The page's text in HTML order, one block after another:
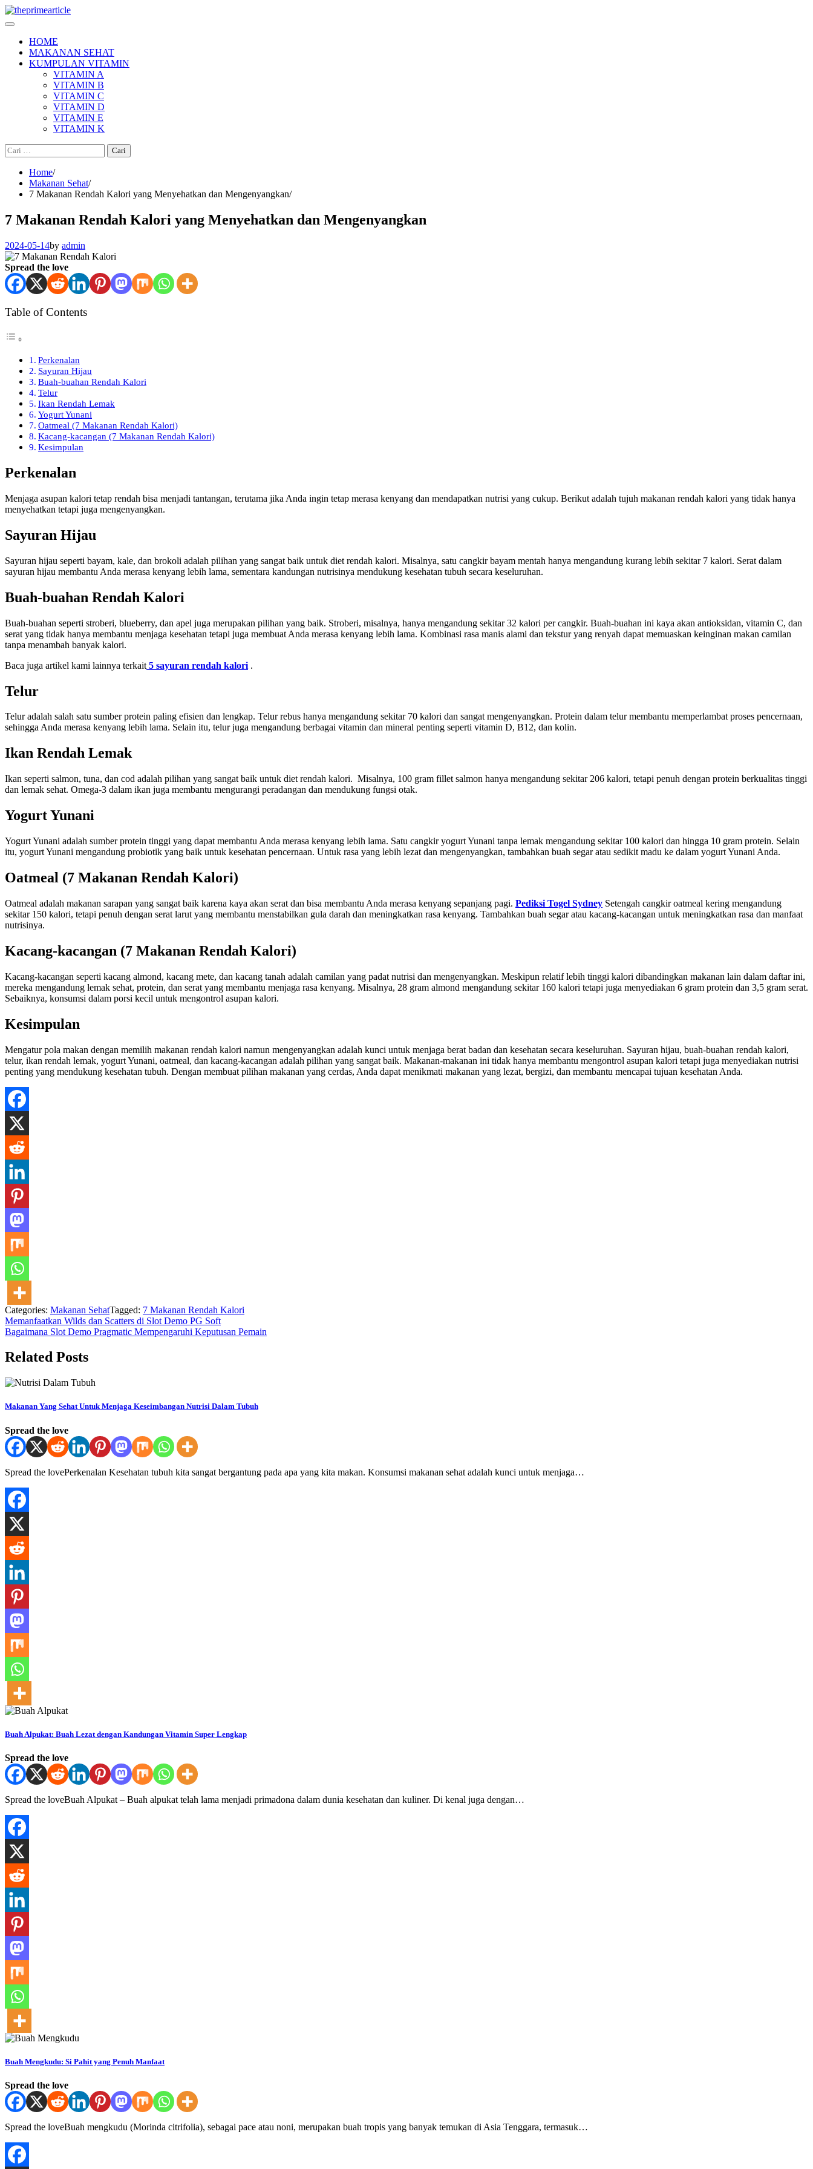
Skip
to
HOME
MAKANAN SEHAT
KUMPULAN VITAMIN
VITAMIN A
VITAMIN B
VITAMIN C
VITAMIN D
VITAMIN E
VITAMIN K
Cari
untuk:
Home
Makanan Sehat
7 Makanan Rendah Kalori yang Menyehatkan dan Mengenyangkan
7 Makanan Rendah Kalori yang Menyehatkan dan Mengenyangkan
2024-05-14by admin
Spread the love
Table of Contents
Perkenalan
Sayuran Hijau
Buah-buahan Rendah Kalori
Telur
Ikan Rendah Lemak
Yogurt Yunani
Oatmeal (7 Makanan Rendah Kalori)
Kacang-kacangan (7 Makanan Rendah Kalori)
Kesimpulan
Perkenalan
Menjaga asupan kalori tetap rendah bisa menjadi tantangan, terutama jika Anda ingin tetap merasa kenyang dan mendapatkan nutrisi yang cukup. Berikut adalah tujuh makanan rendah kalori yang tidak hanya
menyehatkan tetapi juga mengenyangkan.
Sayuran Hijau
Sayuran hijau seperti bayam, kale, dan brokoli adalah pilihan yang sangat baik untuk diet rendah kalori. Misalnya, satu cangkir bayam mentah hanya mengandung kurang lebih sekitar 7 kalori. Serat dalam
sayuran hijau membantu Anda merasa kenyang lebih lama, sementara kandungan nutrisinya mendukung kesehatan tubuh secara keseluruhan.
Buah-buahan Rendah Kalori
Buah-buahan seperti stroberi, blueberry, dan apel juga merupakan pilihan yang baik. Stroberi, misalnya, hanya mengandung sekitar 32 kalori per cangkir. Buah-buahan ini kaya akan antioksidan, vitamin C, dan
serat yang tidak hanya membantu menjaga kesehatan tetapi juga membuat Anda merasa kenyang lebih lama. Kombinasi rasa manis alami dan tekstur yang renyah dapat memuaskan keinginan makan camilan
tanpa menambah banyak kalori.
Baca juga artikel kami lainnya terkait 5 sayuran rendah kalori .
Telur
Telur adalah salah satu sumber protein paling efisien dan lengkap. Telur rebus hanya mengandung sekitar 70 kalori dan sangat mengenyangkan. Protein dalam telur membantu memperlambat proses pencernaan,
sehingga Anda merasa kenyang lebih lama. Selain itu, telur juga mengandung berbagai vitamin dan mineral penting seperti vitamin D, B12, dan kolin.
Ikan Rendah Lemak
Ikan seperti salmon, tuna, dan cod adalah pilihan yang sangat baik untuk diet rendah kalori. Misalnya, 100 gram fillet salmon hanya mengandung sekitar 206 kalori, tetapi penuh dengan protein berkualitas tinggi
dan lemak sehat. Omega-3 dalam ikan juga membantu mengurangi peradangan dan mendukung fungsi otak.
Yogurt Yunani
Yogurt Yunani adalah sumber protein tinggi yang dapat membantu Anda merasa kenyang lebih lama. Satu cangkir yogurt Yunani tanpa lemak mengandung sekitar 100 kalori dan hingga 10 gram protein. Selain
itu, yogurt Yunani mengandung probiotik yang baik untuk kesehatan pencernaan. Untuk rasa yang lebih lezat dan mengenyangkan, tambahkan buah segar atau sedikit madu ke dalam yogurt Yunani Anda.
Oatmeal (7 Makanan Rendah Kalori)
Oatmeal adalah makanan sarapan yang sangat baik karena kaya akan serat dan bisa membantu Anda merasa kenyang sepanjang pagi. Pediksi Togel Sydney Setengah cangkir oatmeal kering mengandung
sekitar 150 kalori, tetapi penuh dengan serat larut yang membantu menstabilkan gula darah dan meningkatkan rasa kenyang. Tambahkan buah segar atau kacang-kacangan untuk meningkatkan rasa dan manfaat
nutrisinya.
Kacang-kacangan (7 Makanan Rendah Kalori)
Kacang-kacangan seperti kacang almond, kacang mete, dan kacang tanah adalah camilan yang padat nutrisi dan mengenyangkan. Meskipun relatif lebih tinggi kalori dibandingkan makanan lain dalam daftar ini,
mereka mengandung lemak sehat, protein, dan serat yang membantu menjaga rasa kenyang. Misalnya, 28 gram almond mengandung sekitar 160 kalori tetapi juga menyediakan 6 gram protein dan 3,5 gram serat.
Sebaiknya, konsumsi dalam porsi kecil untuk mengontrol asupan kalori.
Kesimpulan
Mengatur pola makan dengan memilih makanan rendah kalori namun mengenyangkan adalah kunci untuk menjaga berat badan dan kesehatan secara keseluruhan. Sayuran hijau, buah-buahan rendah kalori,
telur, ikan rendah lemak, yogurt Yunani, oatmeal, dan kacang-kacangan adalah pilihan yang sangat baik. Makanan-makanan ini tidak hanya membantu mengontrol asupan kalori tetapi juga menyediakan nutrisi
penting yang mendukung kesehatan tubuh. Dengan membuat pilihan makanan yang cerdas, Anda dapat menikmati makanan yang lezat, bergizi, dan membantu mencapai tujuan kesehatan Anda.
Categories: Makanan SehatTagged: 7 Makanan Rendah Kalori
Navigasi
pos
Memanfaatkan Wilds dan Scatters di Slot Demo PG Soft
Bagaimana Slot Demo Pragmatic Mempengaruhi Keputusan Pemain
Related Posts
Makanan Yang Sehat Untuk Menjaga Keseimbangan Nutrisi Dalam Tubuh
Spread the love
Spread the lovePerkenalan Kesehatan tubuh kita sangat bergantung pada apa yang kita makan. Konsumsi makanan sehat adalah kunci untuk menjaga…
Buah Alpukat: Buah Lezat dengan Kandungan Vitamin Super Lengkap
Spread the love
Spread the loveBuah Alpukat – Buah alpukat telah lama menjadi primadona dalam dunia kesehatan dan kuliner. Di kenal juga dengan…
Buah Mengkudu: Si Pahit yang Penuh Manfaat
Spread the love
Spread the loveBuah mengkudu (Morinda citrifolia), sebagai pace atau noni, merupakan buah tropis yang banyak temukan di Asia Tenggara, termasuk…